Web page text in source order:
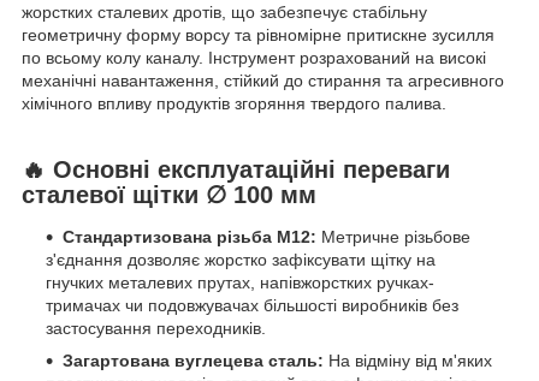
жорстких сталевих дротів, що забезпечує стабільну
геометричну форму ворсу та рівномірне притискне зусилля
по всьому колу каналу. Інструмент розрахований на високі
механічні навантаження, стійкий до стирання та агресивного
хімічного впливу продуктів згоряння твердого палива.
🔥 Основні експлуатаційні переваги
сталевої щітки ∅ 100 мм
Стандартизована різьба М12: Метричне різьбове
з'єднання дозволяє жорстко зафіксувати щітку на
гнучких металевих прутах, напівжорстких ручках-
тримачах чи подовжувачах більшості виробників без
застосування переходників.
Загартована вуглецева сталь: На відміну від м'яких